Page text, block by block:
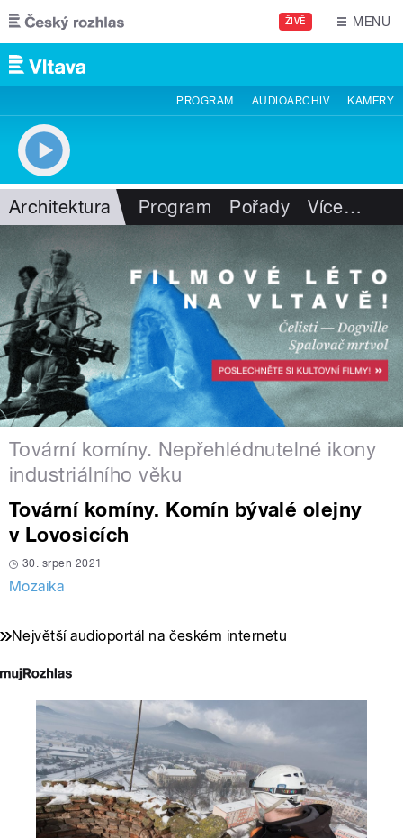
Přejít k hlavnímu obsahu
ŽIVĚ MENU
PROGRAM AUDIOARCHIV KAMERY
Architektura Program Pořady Více…
Tovární komíny. Nepřehlédnutelné ikony
industriálního věku
Tovární komíny. Komín bývalé olejny
v Lovosicích
30. srpen 2021
Mozaika
Největší audioportál na českém internetu